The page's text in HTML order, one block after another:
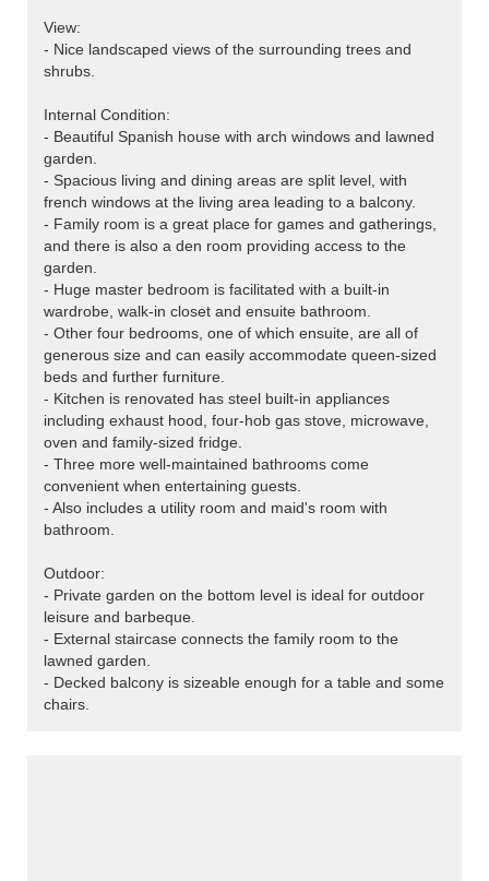
View:
- Nice landscaped views of the surrounding trees and
shrubs.
Internal Condition:
- Beautiful Spanish house with arch windows and lawned
garden.
- Spacious living and dining areas are split level, with
french windows at the living area leading to a balcony.
- Family room is a great place for games and gatherings,
and there is also a den room providing access to the
garden.
- Huge master bedroom is facilitated with a built-in
wardrobe, walk-in closet and ensuite bathroom.
- Other four bedrooms, one of which ensuite, are all of
generous size and can easily accommodate queen-sized
beds and further furniture.
- Kitchen is renovated has steel built-in appliances
including exhaust hood, four-hob gas stove, microwave,
oven and family-sized fridge.
- Three more well-maintained bathrooms come
convenient when entertaining guests.
- Also includes a utility room and maid's room with
bathroom.
Outdoor:
- Private garden on the bottom level is ideal for outdoor
leisure and barbeque.
- External staircase connects the family room to the
lawned garden.
- Decked balcony is sizeable enough for a table and some
chairs.